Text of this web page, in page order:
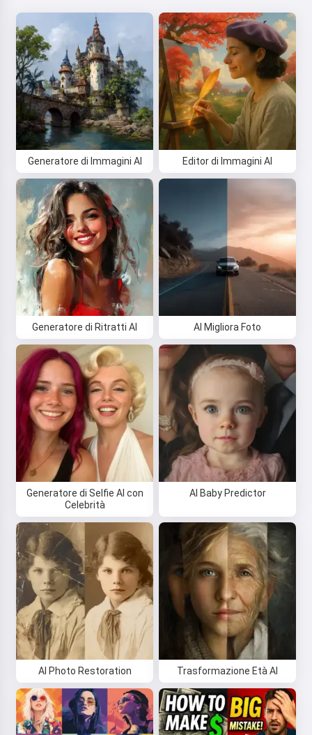
Generatore di Immagini AI Editor di Immagini AI
Generatore di Ritratti AI AI Migliora Foto
Generatore di Selfie AI con
Celebrità
AI Baby Predictor
AI Photo Restoration Trasformazione Età AI